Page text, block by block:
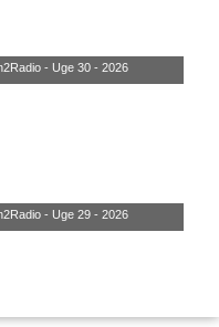
- Uge 30 - 2026
- Uge 29 - 2026